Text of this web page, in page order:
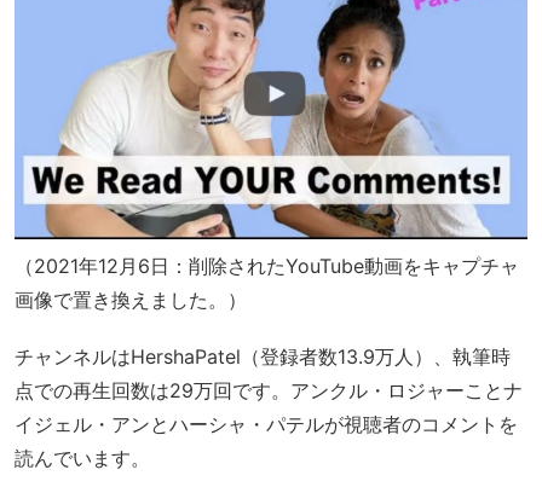
（2021年12月6日：削除されたYouTube動画をキャプチャ
画像で置き換えました。）
チャンネルはHershaPatel（登録者数13.9万人）、執筆時
点での再生回数は29万回です。アンクル・ロジャーことナ
イジェル・アンとハーシャ・パテルが視聴者のコメントを
読んでいます。